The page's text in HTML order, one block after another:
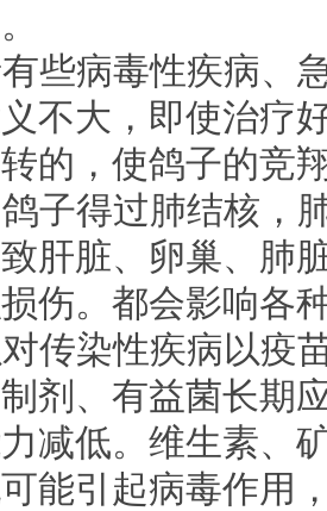
些病毒性疾病、
不大，即使治疗
的，使鸽子的竞
子得过肺结核，
肝脏、卵巢、肺
伤。都会影响各
传染性疾病以疫
剂、有益菌长期
减低。维生素、
能引起病毒作用